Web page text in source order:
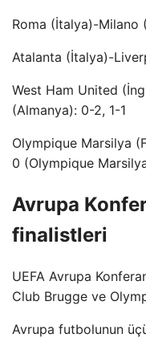
Roma (İtalya)-Milano
Atalanta (İtalya)-
West Ham United
(Almanya): 0-2, 1-1
Olympique Marsilya
0 (Olympique
Avrupa
finalistleri
UEFA Avrupa
Club Brugge ve
Avrupa futbolunun